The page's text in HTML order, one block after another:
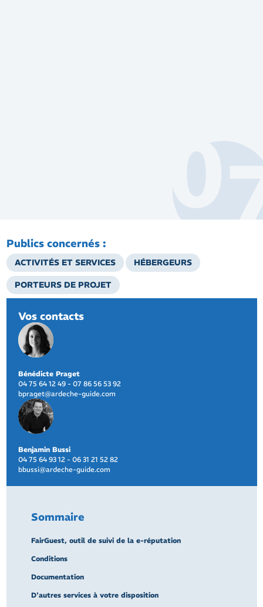
Publics concernés :
ACTIVITÉS ET SERVICES HÉBERGEURS
PORTEURS DE PROJET
Vos contacts
Bénédicte Praget
04 75 64 12 49 - 07 86 56 53 92
bpraget@ardeche-guide.com
Benjamin Bussi
04 75 64 93 12 - 06 31 21 52 82
bbussi@ardeche-guide.com
Sommaire
FairGuest, outil de suivi de la e-réputation
Conditions
Documentation
D'autres services à votre disposition